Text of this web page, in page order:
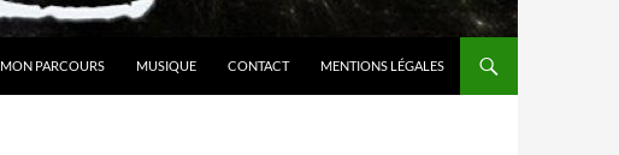
MON PARCOURS MUSIQUE CONTACT MENTIONS LÉGALES